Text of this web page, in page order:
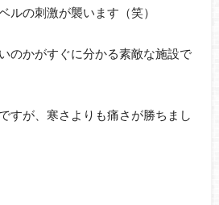
ルの刺激が襲います（笑）
のかがすぐに分かる素敵な施設で
すが、寒さよりも痛さが勝ちまし